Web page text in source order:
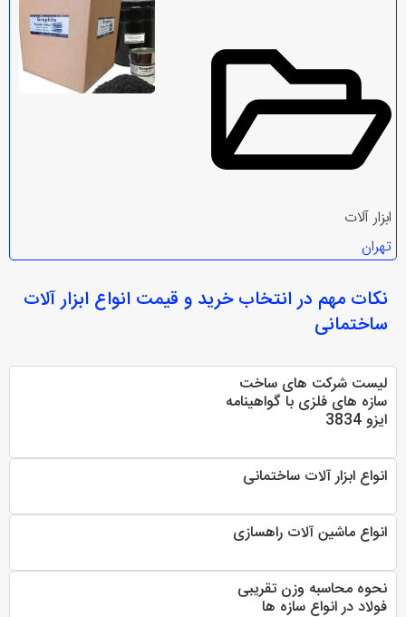
ابزار آلات
تهران
نکات مهم در انتخابخرید و قیمت انواع ابزار آلات
ساختمانی
ليست شرکت های ساخت
سازه های فلزی با گواهينامه
ايزو 3834
انواع ابزار آلات ساختمانی
انواع ماشین آلات راهسازی
نحوه محاسبه وزن تقریبی
فولاد در انواع سازه ها